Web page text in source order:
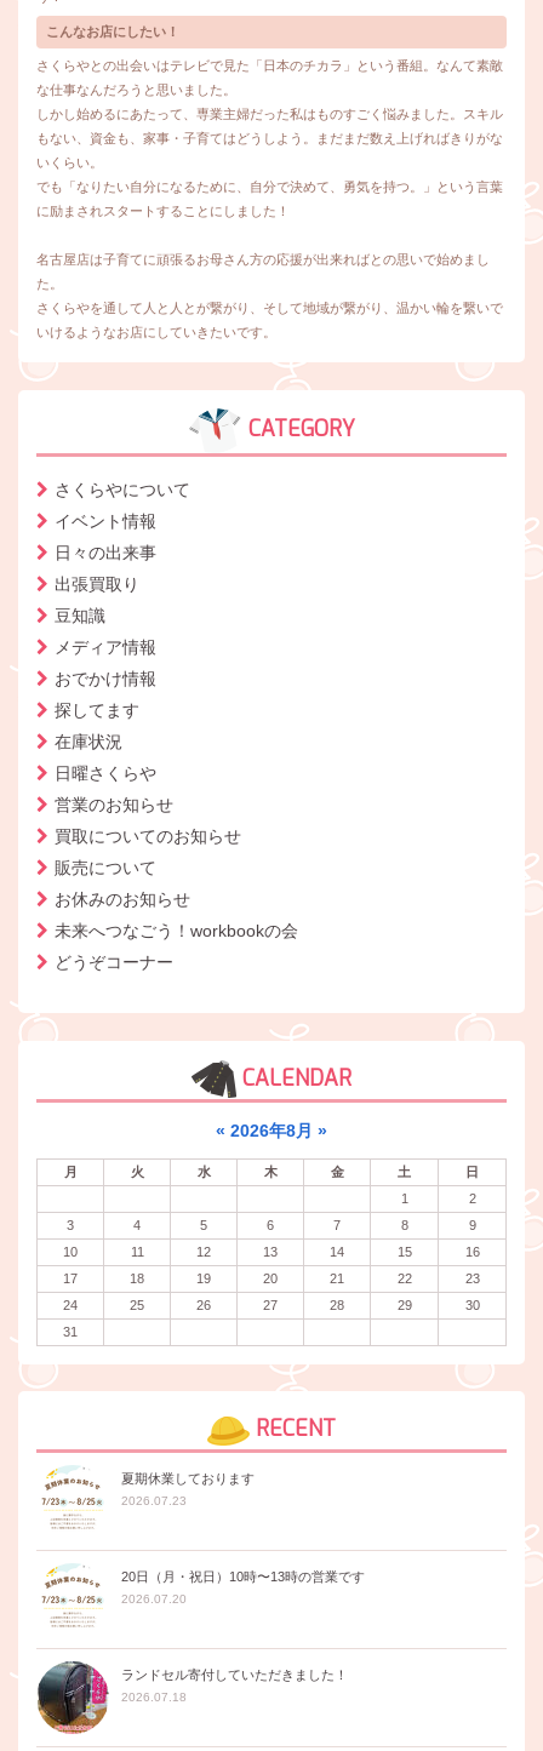
こんなお店にしたい！
さくらやとの出会いはテレビで見た「日本のチカラ」という番組。なんて素敵
な仕事なんだろうと思いました。
しかし始めるにあたって、専業主婦だった私はものすごく悩みました。スキル
もない、資金も、家事・子育てはどうしよう。まだまだ数え上げればきりがな
いくらい。
でも「なりたい自分になるために、自分で決めて、勇気を持つ。」という言葉
に励まされスタートすることにしました！
名古屋店は子育てに頑張るお母さん方の応援が出来ればとの思いで始めまし
た。
さくらやを通して人と人とが繋がり、そして地域が繋がり、温かい輪を繋いで
いけるようなお店にしていきたいです。
CATEGORY
さくらやについて
イベント情報
日々の出来事
出張買取り
豆知識
メディア情報
おでかけ情報
探してます
在庫状況
日曜さくらや
営業のお知らせ
買取についてのお知らせ
販売について
お休みのお知らせ
未来へつなごう！workbookの会
どうぞコーナー
CALENDAR
« 2026年8月 »
月 火 水 木 金 土
日
1
2
3
4 5 6 7 8
9
10
11 12 13 14 15
16
17
18 19 20 21 22
23
24
25 26 27 28 29
30
31
RECENT
夏期休業しております
2026.07.23
20日（月・祝日）10時〜13時の営業です
2026.07.20
ランドセル寄付していただきました！
2026.07.18